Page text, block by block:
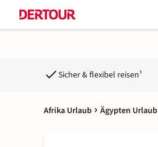
Sicher & flexibel reisen¹
Afrika Urlaub Ägypten Urlaub